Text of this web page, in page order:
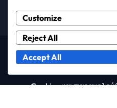
Copyright © All rights
Cookies και
Customize
Reject All
Accept All